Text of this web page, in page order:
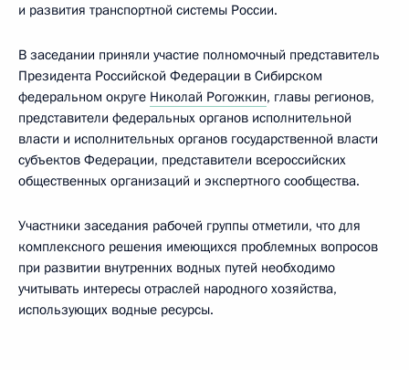
и развития транспортной системы России.
В заседании приняли участие полномочный представитель
Президента Российской Федерации в Сибирском
федеральном округе Николай Рогожкин, главы регионов,
представители федеральных органов исполнительной
власти и исполнительных органов государственной власти
субъектов Федерации, представители всероссийских
общественных организаций и экспертного сообщества.
Участники заседания рабочей группы отметили, что для
комплексного решения имеющихся проблемных вопросов
при развитии внутренних водных путей необходимо
учитывать интересы отраслей народного хозяйства,
использующих водные ресурсы.